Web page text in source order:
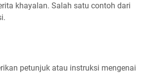
khayalan. Salah satu contoh dari
petunjuk atau instruksi mengenai